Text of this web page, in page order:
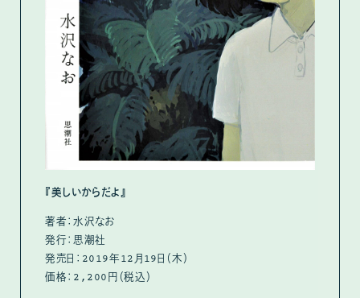
『美しいからだよ』
著者：水沢なお
発行：思潮社
発売日：2019年12月19日（木）
価格：2,200円（税込）